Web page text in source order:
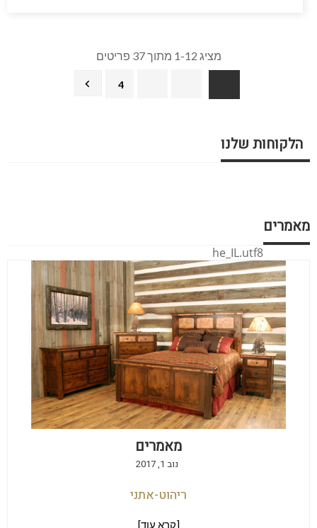
מציג 1-12 מתוך 37 פריטים
4

הלקוחות שלנו
מאמרים
he_IL.utf8
מאמרים
נוב 1, 2017
ריהוט-אתני
[קרא עוד]